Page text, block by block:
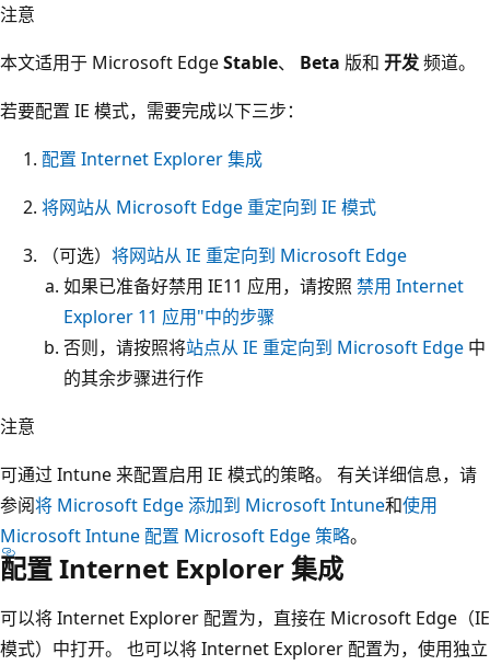
注意
本文适用于 Microsoft EdgeStable、 Beta 版和 开发频道。
若要配置 IE 模式，需要完成以下三步：
配置 Internet Explorer 集成
将网站从 Microsoft Edge 重定向到 IE 模式
（可选） 将网站从 IE 重定向到 Microsoft Edge
如果已准备好禁用 IE11 应用，请按照 禁用 Internet
Explorer 11 应用"中的步骤
否则，请按照将站点从 IE 重定向到 Microsoft Edge 中
的其余步骤进行作
注意
可通过 Intune 来配置启用 IE 模式的策略。 有关详细信息，请
参阅将 Microsoft Edge 添加到 Microsoft Intune和使用
Microsoft Intune 配置 Microsoft Edge 策略。
配置 Internet Explorer 集成
可以将 Internet Explorer 配置为，直接在 Microsoft Edge（IE
模式）中打开。 也可以将 Internet Explorer 配置为，使用独立